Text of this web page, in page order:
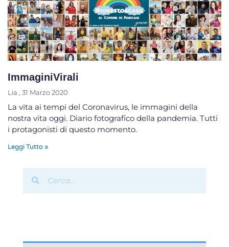
ImmaginiVirali
Lia 31 Marzo 2020
La vita ai tempi del Coronavirus, le immagini della
nostra vita oggi. Diario fotografico della pandemia. Tutti
i protagonisti di questo momento.
Leggi Tutto »